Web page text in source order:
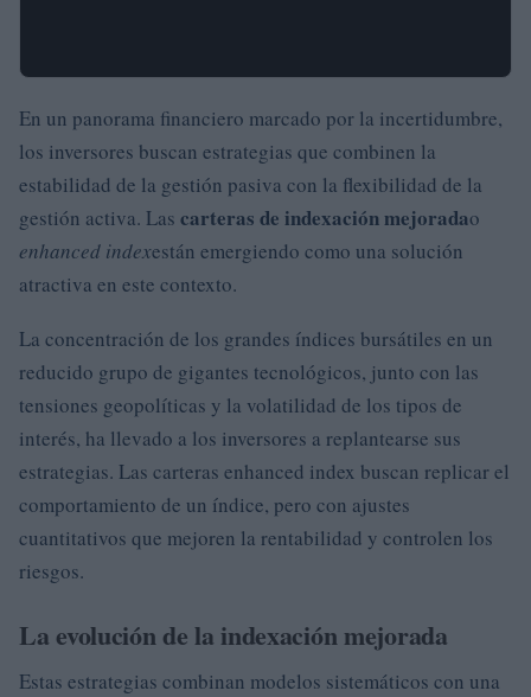
En un panorama financiero marcado por la incertidumbre,
los inversores buscan estrategias que combinen la
estabilidad de la gestión pasiva con la flexibilidad de la
gestión activa. Las carteras de indexación mejoradao
enhanced indexestán emergiendo como una solución
atractiva en este contexto.
La concentración de los grandes índices bursátiles en un
reducido grupo de gigantes tecnológicos, junto con las
tensiones geopolíticas y la volatilidad de los tipos de
interés, ha llevado a los inversores a replantearse sus
estrategias. Las carteras enhanced index buscan replicar el
comportamiento de un índice, pero con ajustes
cuantitativos que mejoren la rentabilidad y controlen los
riesgos.
La evolución de la indexación mejorada
Estas estrategias combinan modelos sistemáticos con una